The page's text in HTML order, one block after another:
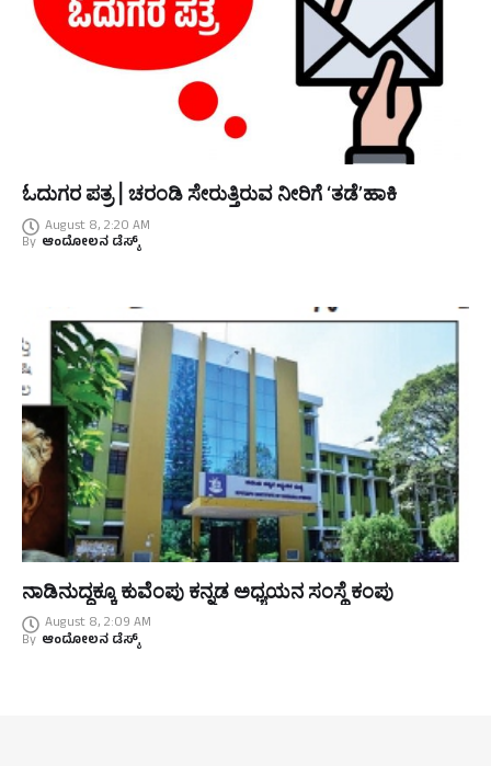
ಓದುಗರ ಪತ್ರ | ಚರಂಡಿ ಸೇರುತ್ತಿರುವ ನೀರಿಗೆ ‘ತಡೆ’ಹಾಕಿ
August 8, 2:20 AM
By ಆಂದೋಲನ ಡೆಸ್ಕ್
ನಾಡಿನುದ್ದಕ್ಕೂ ಕುವೆಂಪು ಕನ್ನಡ ಅಧ್ಯಯನ ಸಂಸ್ಥೆ ಕಂಪು
August 8, 2:09 AM
By ಆಂದೋಲನ ಡೆಸ್ಕ್